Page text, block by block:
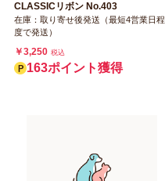
CLASSICリボン No.403
在庫：取り寄せ後発送（最短4営業日程
度で発送）
￥3,250 税込
163ポイント獲得